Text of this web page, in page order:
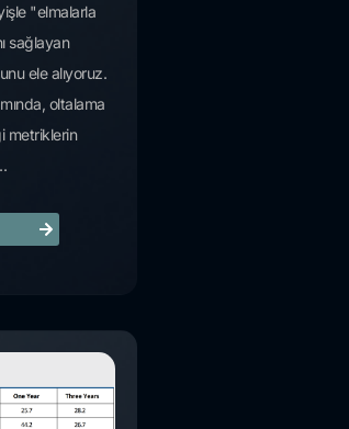
"elmalarla
sağlayan
ele alıyoruz.
oltalama
metriklerin